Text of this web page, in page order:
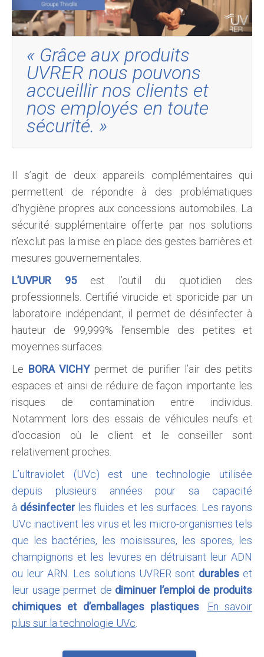
« Grâce aux produits
UVRER nous pouvons
accueillir nos clients et
nos employés en toute
sécurité. »
Il s’agit de deux appareils complémentaires qui
permettent de répondre à des problématiques
d’hygiène propres aux concessions automobiles. La
sécurité supplémentaire offerte par nos solutions
n’exclut pas la mise en place des gestes barrières et
mesures gouvernementales.
L’UVPUR 95est l’outil du quotidien des
professionnels. Certifié virucide et sporicide par un
laboratoire indépendant, il permet de désinfecter à
hauteur de 99,999% l’ensemble des petites et
moyennes surfaces.
Le BORA VICHYpermet de purifier l’air des petits
espaces et ainsi de réduire de façon importante les
risques de contamination entre individus.
Notamment lors des essais de véhicules neufs et
d’occasion où le client et le conseiller sont
relativement proches.
L’ultraviolet (UVc) est une technologie utilisée
depuis plusieurs années pour sa capacité
à désinfecterles fluides et les surfaces. Les rayons
UVc inactivent les virus et les micro-organismes tels
que les bactéries, les moisissures, les spores, les
champignons et les levures en détruisant leur ADN
ou leur ARN. Les solutions UVRER sont durableset
leur usage permet de diminuer l’emploi de produits
chimiques et d’emballages plastiques
En savoir
plus sur la technologie UVc